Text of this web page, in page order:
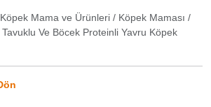
Köpek Mama ve Ürünleri / Köpek Maması /
Ve Böcek Proteinli Yavru Köpek